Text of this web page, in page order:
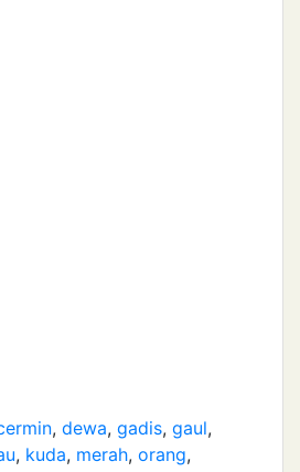
, dewa, gadis, gaul,
, kuda, merah, orang,